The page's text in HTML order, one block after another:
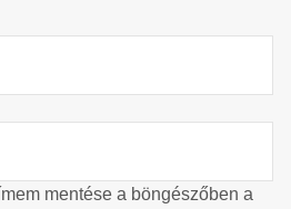
mentése a böngészőben a